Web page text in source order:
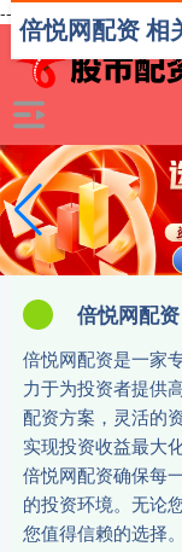
-->
倍悦网配资
倍悦网配资是一家
力于为投资者提供
配资方案，灵活的
实现投资收益最大
倍悦网配资确保每
的投资环境。无论
您值得信赖的选择。
倍悦网配资 相